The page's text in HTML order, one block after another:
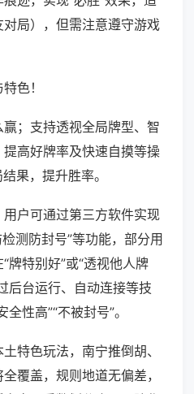
局），但需注意遵守游戏
色！
；支持透视全局牌型、智
高好牌率及快速自摸等操
果，提升胜率。
户可通过第三方软件实现
检测防封号”等功能，部分用
牌特别好”或“透视他人牌
后台运行、自动连接等技
性高”“不被封号”。
特色玩法，南宁推倒胡、
覆盖，规则地道无偏差，